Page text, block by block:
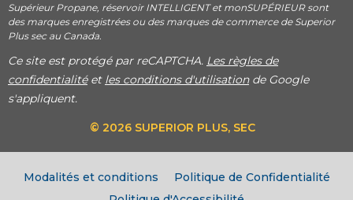
Supérieur Propane, réservoir INTELLIGENT et monSUPÉRIEUR sont
des marques enregistrées ou des marques de commerce de Superior
Plus sec au Canada.
Ce site est protégé par reCAPTCHA. Les règles de
confidentialitéet les conditions d'utilisationde Google
s'appliquent.
© 2026 SUPERIOR PLUS, SEC
Modalités et conditions
Politique de Confidentialité